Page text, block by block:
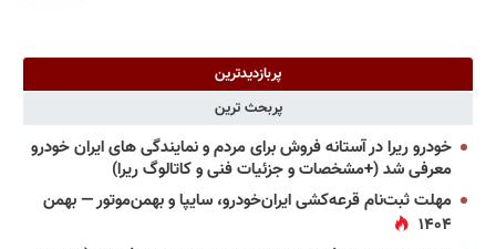
پربازدیدترین
پربحث ترین
خودرو ریرا در آستانه فروش برای مردم و نمایندگی های ایران خودرو
معرفی شد (+مشخصات و جزئیات فنی و کاتالوگ ریرا)
مهلت ثبت‌نام قرعه‌کشی ایران‌خودرو، سایپا و بهمن‌موتور — بهمن
۱۴۰۴